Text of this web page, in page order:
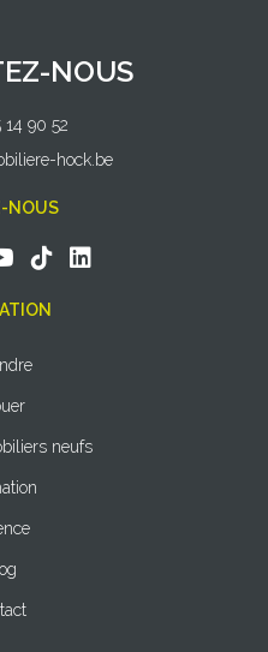
NOUS
14 90 52
hock.be
NOUS
neufs